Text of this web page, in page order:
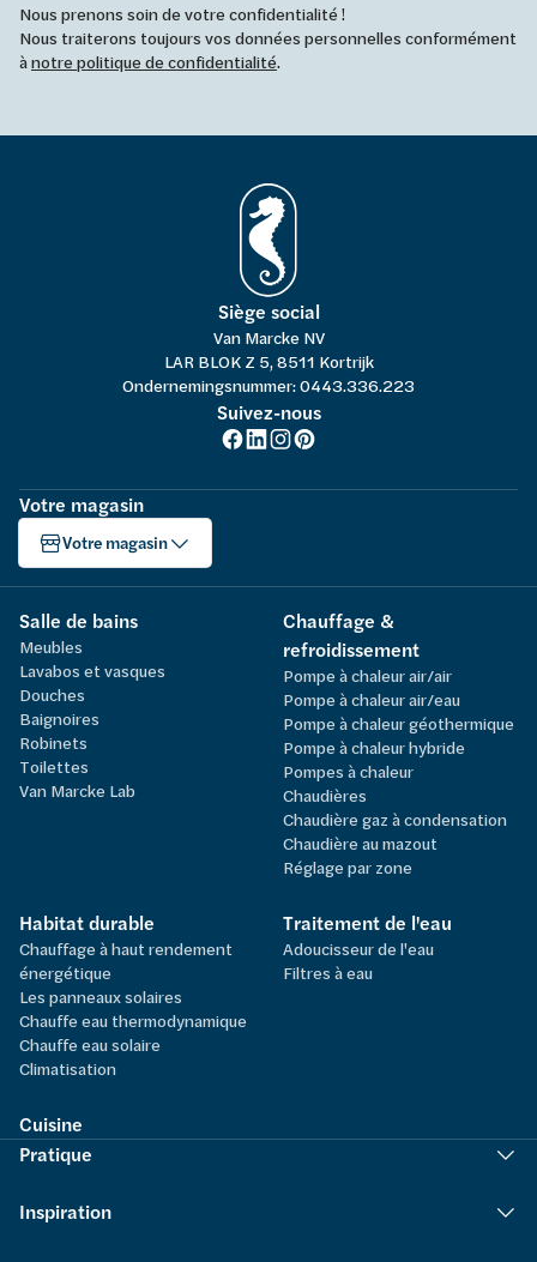
Nous prenons soin de votre confidentialité !
Nous traiterons toujours vos données personnelles conformément
ànotre politique de confidentialité.
Siège social
Van Marcke NV
LAR BLOK Z 5, 8511 Kortrijk
Ondernemingsnummer: 0443.336.223
Suivez-nous
Votre magasin
Votre magasin
Salle de bains
Meubles
Lavabos et vasques
Douches
Baignoires
Robinets
Toilettes
Van Marcke Lab
Chauffage &
refroidissement
Pompe à chaleur air/air
Pompe à chaleur air/eau
Pompe à chaleur géothermique
Pompe à chaleur hybride
Pompes à chaleur
Chaudières
Chaudière gaz à condensation
Chaudière au mazout
Réglage par zone
Habitat durable
Chauffage à haut rendement
énergétique
Les panneaux solaires
Chauffe eau thermodynamique
Chauffe eau solaire
Climatisation
Traitement de l'eau
Adoucisseur de l'eau
Filtres à eau
Cuisine
Pratique
Inspiration